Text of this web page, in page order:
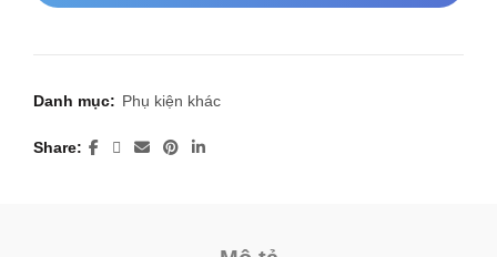
Danh mục: Phụ kiện khác
Share